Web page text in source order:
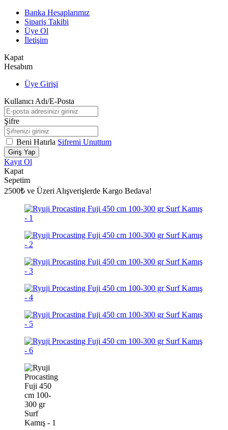
Banka Hesaplarımız
Sipariş Takibi
Üye Ol
İletişim
Kapat
Hesabım
Üye Girişi
Kullanıcı Adı/E-Posta
Şifre
Beni Hatırla Şifremi Unuttum
Giriş Yap
Kayıt Ol
Kapat
Sepetim
2500₺ ve Üzeri Alışverişlerde Kargo Bedava!